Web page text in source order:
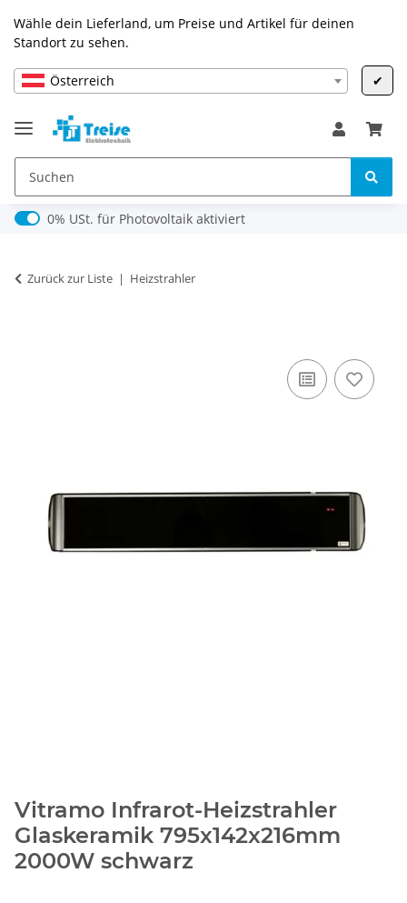
Wähle dein Lieferland, um Preise und Artikel für deinen
Standort zu sehen.
Österreich ✔
0% USt. für Photovoltaik (§ 12 Abs. 3 UStG)
0% USt. für Photovoltaik aktiviert
Zurück zur Liste Heizstrahler
Vitramo Infrarot-Heizstrahler
Glaskeramik 795x142x216mm
2000W schwarz